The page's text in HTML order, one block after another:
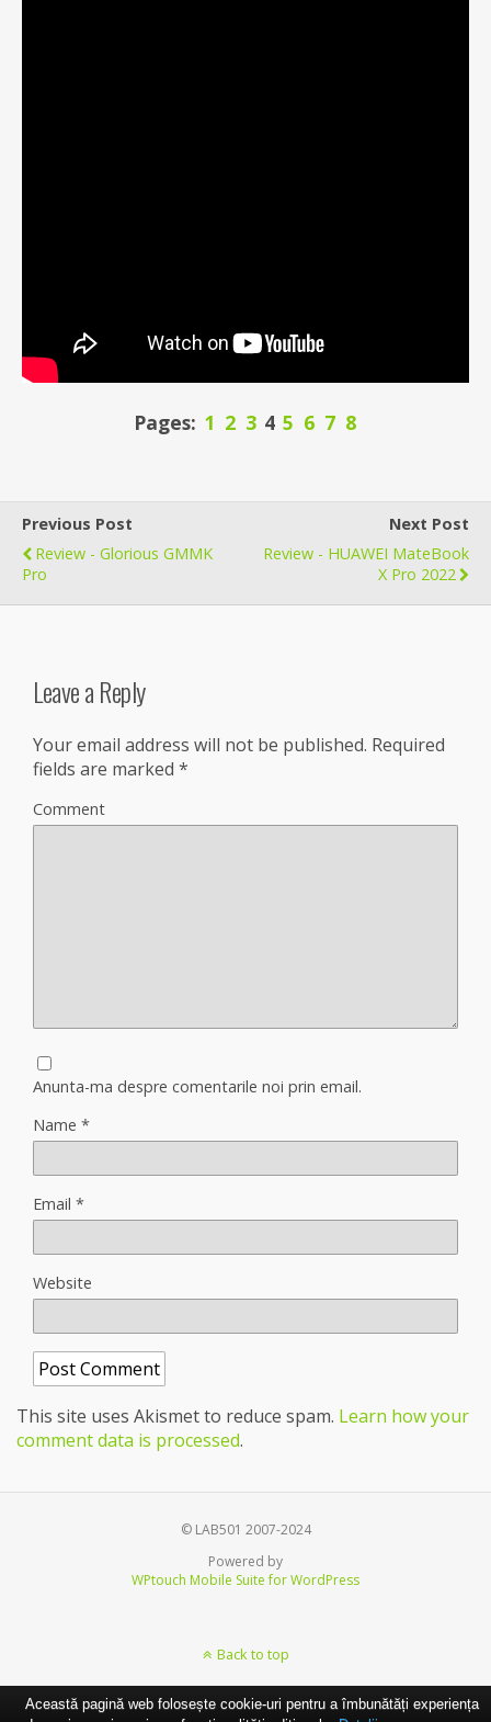
Pages: 1 2 3 4 5 6 7 8
Previous Post
Review - Glorious GMMK
Pro
Next Post
Review - HUAWEI MateBook
X Pro 2022
Leave a Reply
Your email address will not be published. Required
fields are marked *
Comment
Anunta-ma despre comentarile noi prin email.
Name *
Email *
Website
This site uses Akismet to reduce spam. Learn how your
comment data is processed.
© LAB501 2007-2024
Powered by
WPtouch Mobile Suite for WordPress
Back to top
Această pagină web folosește cookie-uri pentru a îmbunătăți experiența